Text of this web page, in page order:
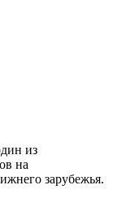
из
на
зарубежья.